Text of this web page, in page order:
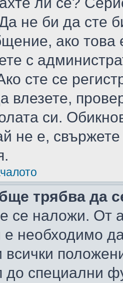
не би да сте
ако това
с
сте се
влезете,
си.
не е,
трябва да
се наложи. От
необходимо
специални